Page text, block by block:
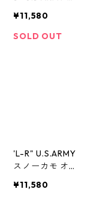
ーチノ ミリタ
リー 古着 古着
¥11,580
SOLD OUT
'L-R" U.S.ARMY
スノーカモ オ
白 ホワイト ミ
¥11,580